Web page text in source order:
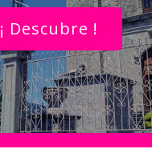
¡ Descubre !